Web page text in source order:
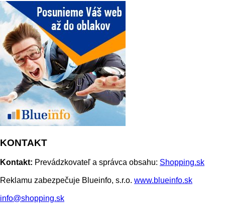
KONTAKT
Kontakt: Prevádzkovateľ a správca obsahu: Shopping.sk
Reklamu zabezpečuje Blueinfo, s.r.o. www.blueinfo.sk
info@shopping.sk